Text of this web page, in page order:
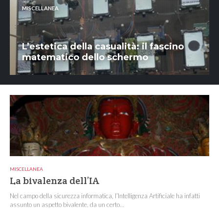
MISCELLANEA
L’estetica della casualità: il fascino
matematico dello schermo
MISCELLANEA
La bivalenza dell’IA
Nel campo della sicurezza informatica, l’Intelligenza Artificiale ha infatti
assunto un aspetto bivalente, da un certo...